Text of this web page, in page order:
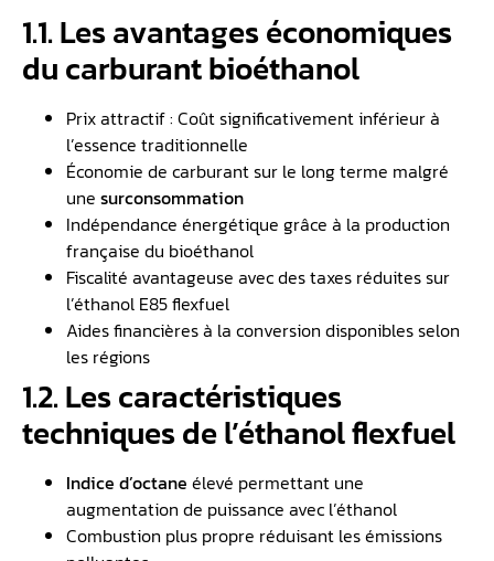
1.1. Les avantages économiques
du carburant bioéthanol
Prix attractif : Coût significativement inférieur à
l’essence traditionnelle
Économie de carburant sur le long terme malgré
une surconsommation
Indépendance énergétique grâce à la production
française du bioéthanol
Fiscalité avantageuse avec des taxes réduites sur
l’éthanol E85 flexfuel
Aides financières à la conversion disponibles selon
les régions
1.2. Les caractéristiques
techniques de l’éthanol flexfuel
Indice d’octane élevé permettant une
augmentation de puissance avec l’éthanol
Combustion plus propre réduisant les émissions